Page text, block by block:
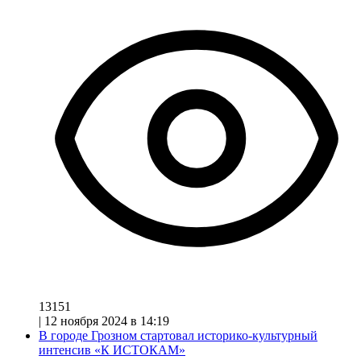
13151
| 12 ноября 2024 в 14:19
В городе Грозном стартовал историко-культурный
интенсив «К ИСТОКАМ»